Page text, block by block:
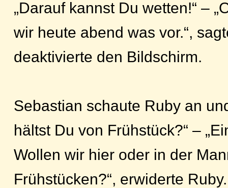
„Darauf kannst Du wetten!“ –
wir heute abend was vor.“,
deaktivierte den Bildschirm.
Sebastian schaute Ruby an
hältst Du von Frühstück?“ –
Wollen wir hier oder in der
Frühstücken?“, erwiderte